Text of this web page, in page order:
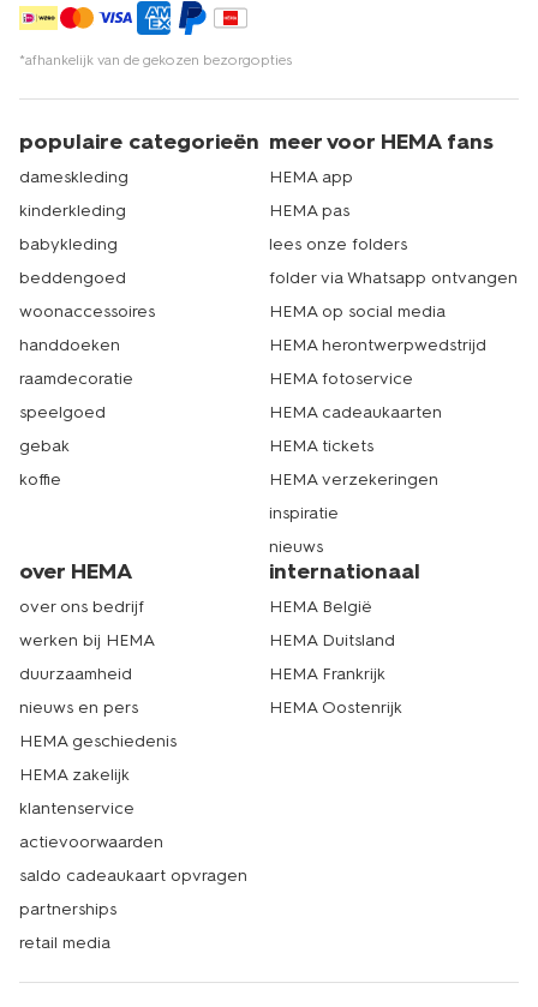
*afhankelijk van de gekozen bezorgopties
populaire categorieën
dameskleding
kinderkleding
babykleding
beddengoed
woonaccessoires
handdoeken
raamdecoratie
speelgoed
gebak
koffie
meer voor HEMA fans
HEMA app
HEMA pas
lees onze folders
folder via Whatsapp ontvangen
HEMA op social media
HEMA herontwerpwedstrijd
HEMA fotoservice
HEMA cadeaukaarten
HEMA tickets
HEMA verzekeringen
inspiratie
nieuws
over HEMA
over ons bedrijf
werken bij HEMA
duurzaamheid
nieuws en pers
HEMA geschiedenis
HEMA zakelijk
klantenservice
actievoorwaarden
saldo cadeaukaart opvragen
partnerships
retail media
internationaal
HEMA België
HEMA Duitsland
HEMA Frankrijk
HEMA Oostenrijk